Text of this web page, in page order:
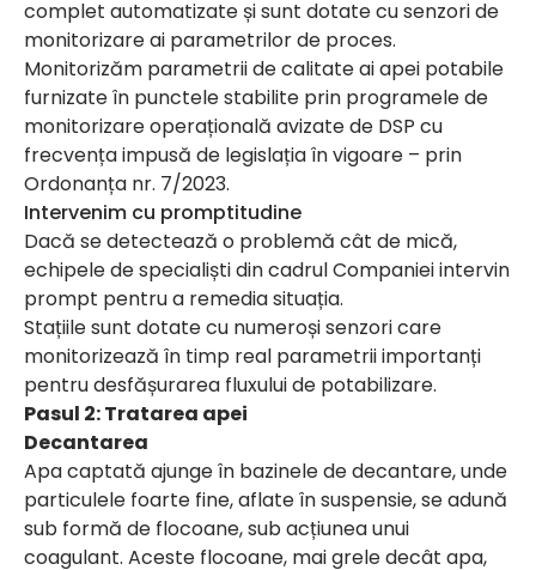
complet automatizate și sunt dotate cu senzori de
monitorizare ai parametrilor de proces.
Monitorizăm parametrii de calitate ai apei potabile
furnizate în punctele stabilite prin programele de
monitorizare operațională avizate de DSP cu
frecvența impusă de legislația în vigoare – prin
Ordonanța nr. 7/2023.
Intervenim cu promptitudine
Dacă se detectează o problemă cât de mică,
echipele de specialiști din cadrul Companiei intervin
prompt pentru a remedia situația.
Stațiile sunt dotate cu numeroși senzori care
monitorizează în timp real parametrii importanți
pentru desfășurarea fluxului de potabilizare.
Pasul 2: Tratarea apei
Decantarea
Apa captată ajunge în bazinele de decantare, unde
particulele foarte fine, aflate în suspensie, se adună
sub formă de flocoane, sub acțiunea unui
coagulant. Aceste flocoane, mai grele decât apa,